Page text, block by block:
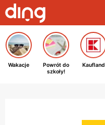
Wakacje
Powrót do
szkoły!
Kaufland